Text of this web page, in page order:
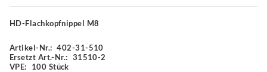
HD-Flachkopfnippel M8
Artikel-Nr.: 402-31-510
Ersetzt Art.-Nr.: 31510-2
VPE:
100 Stück